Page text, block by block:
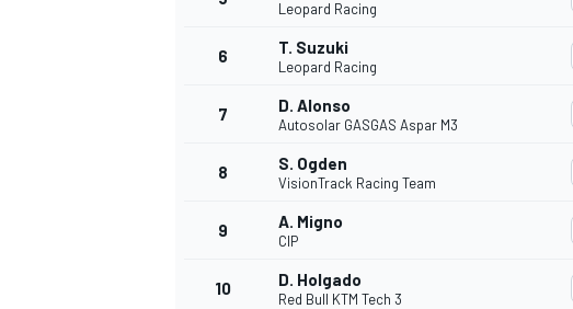
Leopard Racing
6 T. Suzuki
Leopard Racing
7 D. Alonso
Autosolar GASGAS Aspar M3
8 S. Ogden
VisionTrack Racing Team
9 A. Migno
CIP
10 D. Holgado
Red Bull KTM Tech 3